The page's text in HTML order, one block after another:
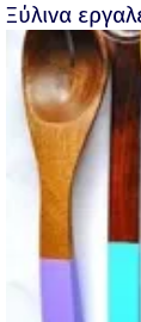
Ξύλινα